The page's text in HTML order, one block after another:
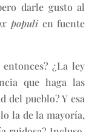
darle gusto al
populien fuente
¿La ley
que haga las
del pueblo? Y esa
la de la mayoría,